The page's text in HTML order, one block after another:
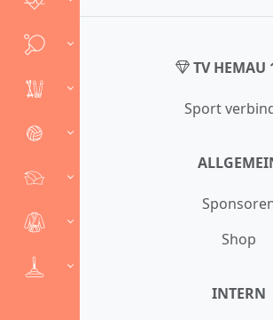
TV HEMAU
Sport
Shop
INTERN